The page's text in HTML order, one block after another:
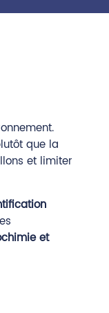
que la
et limiter
et